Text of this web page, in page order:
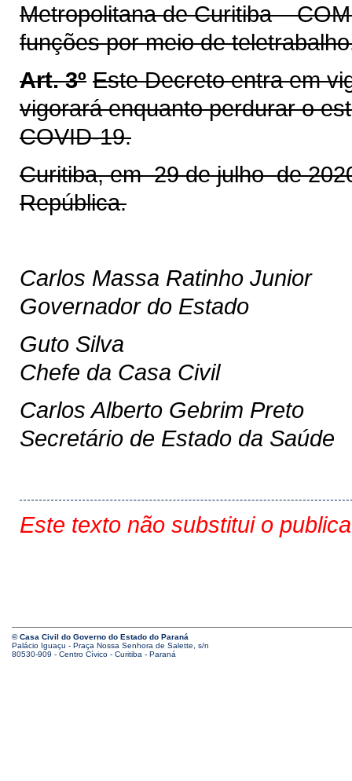
Metropolitana de Curitiba –
funções por meio de
Art. 3º Este Decreto entra em
vigorará enquanto perdurar o
COVID-19.
Curitiba, em 29 de julho de
República.
Carlos Massa Ratinho Junior
Governador do Estado
Guto Silva
Chefe da Casa Civil
Carlos Alberto Gebrim Preto
Secretário de Estado da Saúde
Este texto não substitui o
© Casa Civil do Governo do Estado do Paraná
Palácio Iguaçu - Praça Nossa Senhora de Salette, s/n
80530-909 - Centro Cívico - Curitiba - Paraná